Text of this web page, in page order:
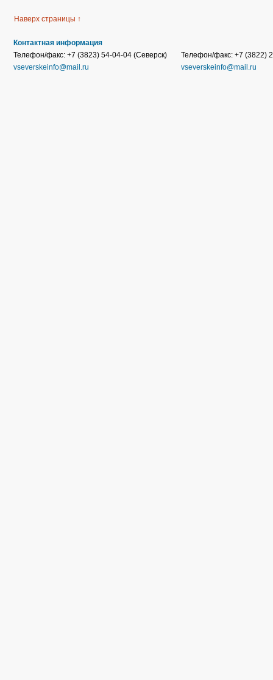
Наверх страницы ↑
Контактная информация
Телефон/факс: +7 (3823) 54-04-04 (Северск)
vseverskeinfo@mail.ru
Телефон/факс: +7 (3822)
vseverskeinfo@mail.ru